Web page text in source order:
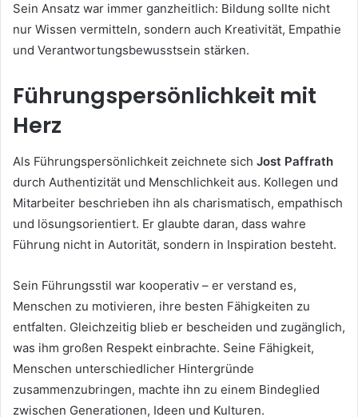
Sein Ansatz war immer ganzheitlich: Bildung sollte nicht
nur Wissen vermitteln, sondern auch Kreativität, Empathie
und Verantwortungsbewusstsein stärken.
Führungspersönlichkeit mit
Herz
Als Führungspersönlichkeit zeichnete sich Jost Paffrath
durch Authentizität und Menschlichkeit aus. Kollegen und
Mitarbeiter beschrieben ihn als charismatisch, empathisch
und lösungsorientiert. Er glaubte daran, dass wahre
Führung nicht in Autorität, sondern in Inspiration besteht.
Sein Führungsstil war kooperativ – er verstand es,
Menschen zu motivieren, ihre besten Fähigkeiten zu
entfalten. Gleichzeitig blieb er bescheiden und zugänglich,
was ihm großen Respekt einbrachte. Seine Fähigkeit,
Menschen unterschiedlicher Hintergründe
zusammenzubringen, machte ihn zu einem Bindeglied
zwischen Generationen, Ideen und Kulturen.